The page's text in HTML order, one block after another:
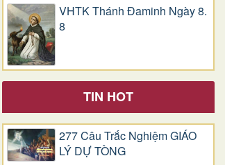
VHTK Thánh Đaminh Ngày 8.
8
TIN HOT
277 Câu Trắc Nghiệm GIÁO
LÝ DỰ TÒNG